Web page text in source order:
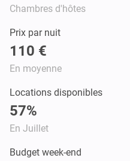
Chambres d'hôtes
Prix par nuit
110 €
En moyenne
Locations disponibles
57%
En Juillet
Budget week-end